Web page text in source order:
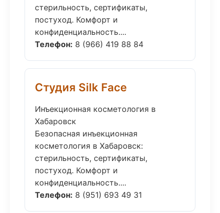
стерильность, сертификаты,
постуход. Комфорт и
конфиденциальность....
Телефон: 8 (966) 419 88 84
Студия Silk Face
Инъекционная косметология в
Хабаровск
Безопасная инъекционная
косметология в Хабаровск:
стерильность, сертификаты,
постуход. Комфорт и
конфиденциальность....
Телефон: 8 (951) 693 49 31